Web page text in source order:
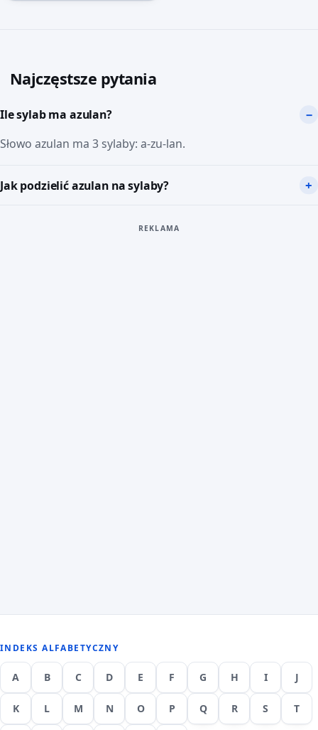
Najczęstsze pytania
Ile sylab ma azulan?
Słowo azulan ma 3 sylaby: a-zu-lan.
Jak podzielić azulan na sylaby?
REKLAMA
INDEKS ALFABETYCZNY
A B C D E F G H I J
K L M N O P Q R S T